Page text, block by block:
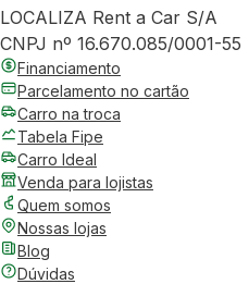
LOCALIZA Rent a Car S/A
CNPJ nº 16.670.085/0001-55
Financiamento
Parcelamento no cartão
Carro na troca
Tabela Fipe
Carro Ideal
Venda para lojistas
Quem somos
Nossas lojas
Blog
Dúvidas